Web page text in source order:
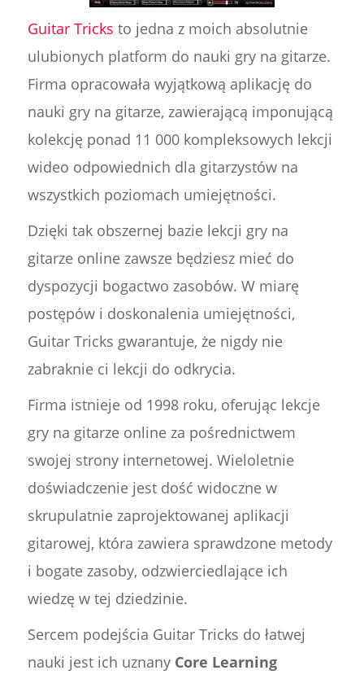
Guitar Tricks to jedna z moich absolutnie
ulubionych platform do nauki gry na gitarze.
Firma opracowała wyjątkową aplikację do
nauki gry na gitarze, zawierającą imponującą
kolekcję ponad 11 000 kompleksowych lekcji
wideo odpowiednich dla gitarzystów na
wszystkich poziomach umiejętności.
Dzięki tak obszernej bazie lekcji gry na
gitarze online zawsze będziesz mieć do
dyspozycji bogactwo zasobów. W miarę
postępów i doskonalenia umiejętności,
Guitar Tricks gwarantuje, że nigdy nie
zabraknie ci lekcji do odkrycia.
Firma istnieje od 1998 roku, oferując lekcje
gry na gitarze online za pośrednictwem
swojej strony internetowej. Wieloletnie
doświadczenie jest dość widoczne w
skrupulatnie zaprojektowanej aplikacji
gitarowej, która zawiera sprawdzone metody
i bogate zasoby, odzwierciedlające ich
wiedzę w tej dziedzinie.
Sercem podejścia Guitar Tricks do łatwej
nauki jest ich uznany Core Learning